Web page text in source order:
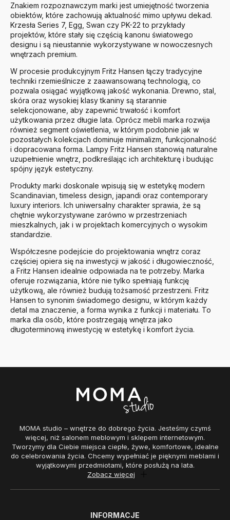
Znakiem rozpoznawczym marki jest umiejętność tworzenia
obiektów, które zachowują aktualność mimo upływu dekad.
Krzesła Series 7, Egg, Swan czy PK-22 to przykłady
projektów, które stały się częścią kanonu światowego
designu i są nieustannie wykorzystywane w nowoczesnych
wnętrzach premium.
W procesie produkcyjnym Fritz Hansen łączy tradycyjne
techniki rzemieślnicze z zaawansowaną technologią, co
pozwala osiągać wyjątkową jakość wykonania. Drewno, stal,
skóra oraz wysokiej klasy tkaniny są starannie
selekcjonowane, aby zapewnić trwałość i komfort
użytkowania przez długie lata. Oprócz mebli marka rozwija
również segment oświetlenia, w którym podobnie jak w
pozostałych kolekcjach dominuje minimalizm, funkcjonalność
i dopracowana forma. Lampy Fritz Hansen stanowią naturalne
uzupełnienie wnętrz, podkreślając ich architekturę i budując
spójny język estetyczny.
Produkty marki doskonale wpisują się w estetykę modern
Scandinavian, timeless design, japandi oraz contemporary
luxury interiors. Ich uniwersalny charakter sprawia, że są
chętnie wykorzystywane zarówno w przestrzeniach
mieszkalnych, jak i w projektach komercyjnych o wysokim
standardzie.
Współczesne podejście do projektowania wnętrz coraz
częściej opiera się na inwestycji w jakość i długowieczność,
a Fritz Hansen idealnie odpowiada na te potrzeby. Marka
oferuje rozwiązania, które nie tylko spełniają funkcję
użytkową, ale również budują tożsamość przestrzeni. Fritz
Hansen to synonim świadomego designu, w którym każdy
detal ma znaczenie, a forma wynika z funkcji i materiału. To
marka dla osób, które postrzegają wnętrza jako
długoterminową inwestycję w estetykę i komfort życia.
MOMA studio – wnętrze do dobrego życia. Jesteśmy czymś
więcej, niż salonem meblowym i sklepem internetowym.
Tworzymy dla Ciebie miejsca ciepłe, żywe, komfortowe, idealne
do celebrowania życia. Chcemy wypełniać je pięknymi meblami i
wyjątkowymi przedmiotami, które posłużą na lata.
Zobacz więcej
INFORMACJE